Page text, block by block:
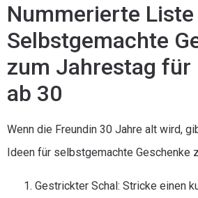
Nummerierte
Selbstgemachte
zum Jahrestag für
ab 30
Wenn die Freundin 30 Jahre alt wird,
Ideen für selbstgemachte Geschenke
Gestrickter Schal: Stricke einen